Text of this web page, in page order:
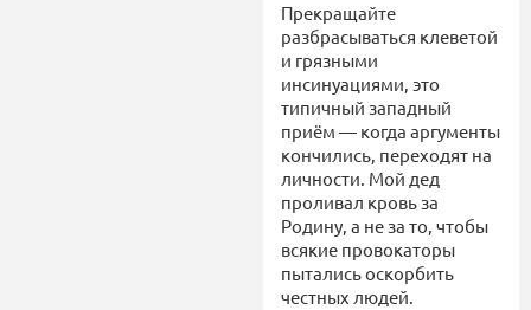
Прекращайте
разбрасываться клеветой
и грязными
инсинуациями, это
типичный западный
приём — когда аргументы
кончились, переходят на
личности. Мой дед
проливал кровь за
Родину, а не за то, чтобы
всякие провокаторы
пытались оскорбить
честных людей.